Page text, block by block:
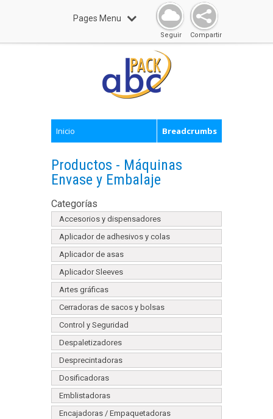
Pages Menu
Compartir
Seguir
Inicio Breadcrumbs
Productos - Máquinas
Envase y Embalaje
Categorías
Accesorios y dispensadores
Aplicador de adhesivos y colas
Aplicador de asas
Aplicador Sleeves
Artes gráficas
Cerradoras de sacos y bolsas
Control y Seguridad
Despaletizadores
Desprecintadoras
Dosificadoras
Emblistadoras
Encajadoras / Empaquetadoras